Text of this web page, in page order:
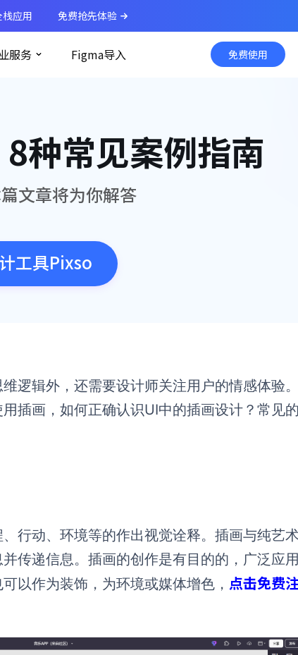
应用 免费抢先体验
服务 Figma导入 免费使用
种常见案例指南
文章将为你解答
工具Pixso
逻辑外，还需要设计师关注用户的情感体验
插画，如何正确认识UI中的插画设计？常见
行动、环境等的作出视觉诠释。插画与纯艺
传递信息。插画的创作是有目的的，广泛应
以作为装饰，为环境或媒体增色， 点击免费